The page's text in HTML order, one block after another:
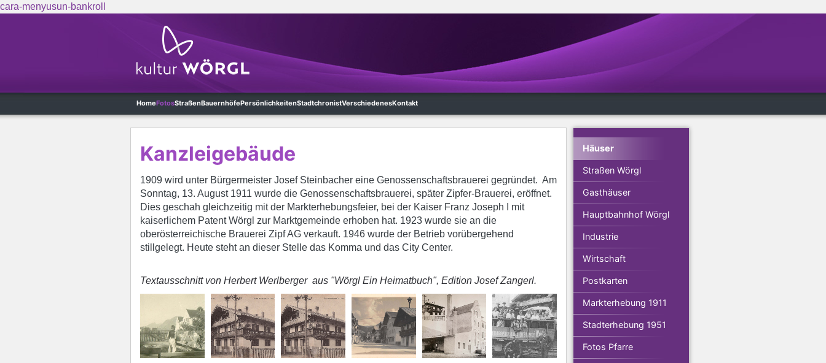
cara-menyusun-bankroll
HomeFotosStraßenBauernhöfePersönlichkeitenStadtchronistVerschiedenesKontakt
Kanzleigebäude
1909 wird unter Bürgermeister Josef Steinbacher eine Genossenschaftsbrauerei gegründet. Am
Sonntag, 13. August 1911 wurde die Genossenschaftsbrauerei, später Zipfer-Brauerei, eröffnet.
Dies geschah gleichzeitig mit der Markterhebungsfeier, bei der Kaiser Franz Joseph I mit
kaiserlichem Patent Wörgl zur Marktgemeinde erhoben hat. 1923 wurde sie an die
oberösterreichische Brauerei Zipf AG verkauft. 1946 wurde der Betrieb vorübergehend
stillgelegt. Heute steht an dieser Stelle das Komma und das City Center.
Textausschnitt von Herbert Werlberger aus "Wörgl Ein Heimatbuch", Edition Josef Zangerl.
Häuser
Straßen Wörgl
Gasthäuser
Hauptbahnhof Wörgl
Industrie
Wirtschaft
Postkarten
Markterhebung 1911
Stadterhebung 1951
Fotos Pfarre